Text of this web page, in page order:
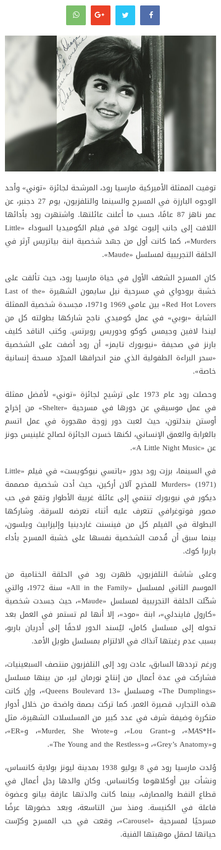
توفيت الممثلة الأميركية مارسيا رود، المرشحة لجائزة «توني» وأحد
الوجوه البارزة في المسرح والسينما والتلفزيون، يوم 27 دجنبر، عن
عمر ناهز 87 عامًا، حسب ما أعلنت عائلتها. واشتهرت رود بأدائها
اللافت إلى جانب إليوت غولد في فيلم الكوميديا السوداء «Little
Murders»، كما كانت أول من جسّد شخصية ابنة بياتريس آرثر في
الحلقة التجريبية لمسلسل «Maude».
كان المسرح الشغف الأول في حياة مارسيا رود، حيث تألقت على
خشبة برودواي في مسرحية نيل سايمون الشهيرة «Last of the
Red Hot Lovers» بين عامي 1969 و1971، مجسدة شخصية الممثلة
الشابة «بوبي» في عمل كوميدي ناجح شاركها بطولته كل من
ليندا لافين وجيمس كوكو ودوريس روبرتس. وكتب الناقد كليف
بارنز في صحيفة «نيويورك تايمز» أن رود أضفت على الشخصية
«سحر البراءة الطفولية الذي منح انحرافها المجرّد مسحة إنسانية
خاصة».
وحصلت رود عام 1973 على ترشيح لجائزة «توني» لأفضل ممثلة
في عمل موسيقي عن دورها في مسرحية «Shelter» من إخراج
أوستن بندلتون، حيث لعبت دور زوجة مهجورة في عمل اتسم
بالغرابة والعمق الإنساني، لكنها خسرت الجائزة لصالح غلينيس جونز
عن «A Little Night Music».
في السينما، برزت رود بدور «باتسي نيوكويست» في فيلم «Little
Murders» (1971) للمخرج آلان أركين، حيث أدت شخصية مصممة
ديكور في نيويورك تنتمي إلى عائلة غريبة الأطوار وتقع في حب
مصور فوتوغرافي تتعرف عليه أثناء تعرضه للسرقة. وشاركها
البطولة في الفيلم كل من فينسنت غاردينيا وإليزابيث ويلسون،
بينما سبق أن قُدمت الشخصية نفسها على خشبة المسرح بأداء
باربرا كوك.
وعلى شاشة التلفزيون، ظهرت رود في الحلقة الختامية من
الموسم الثاني لمسلسل «All in the Family» سنة 1972، والتي
شكّلت الحلقة التجريبية لمسلسل «Maude»، حيث جسدت شخصية
«كارول فايندلي»، ابنة «مود»، إلا أنها لم تستمر في العمل بعد
تحوله إلى مسلسل كامل، ليُسند الدور لاحقًا إلى أدريان باربو،
بسبب عدم رغبتها آنذاك في الالتزام بمسلسل طويل الأمد.
ورغم ترددها السابق، عادت رود إلى التلفزيون منتصف السبعينيات،
فشاركت في عدة أعمال من إنتاج نورمان لير، من بينها مسلسل
«The Dumplings» ومسلسل «13 Queens Boulevard»، وإن كانت
هذه التجارب قصيرة العمر. كما تركت بصمة واضحة من خلال أدوار
متكررة وضيفة شرف في عدد كبير من المسلسلات الشهيرة، مثل
«M
A
S*H»، و«Lou Grant»، و«Murder, She Wrote»، و«ER»،
و«Grey’s Anatomy»، و«The Young and the Restless».
وُلدت مارسيا رود في 8 يوليو 1938 بمدينة ليونز بولاية كانساس،
ونشأت بين أوكلاهوما وكانساس. وكان والدها رجل أعمال في
قطاع النفط والمصارف، بينما كانت والدتها عازفة بيانو وعضوة
فاعلة في الكنيسة. ومنذ سن التاسعة، وبعد حضورها عرضًا
مسرحيًا لمسرحية «Carousel»، وقعت في حب المسرح وكرّست
حياتها لصقل موهبتها الفنية.